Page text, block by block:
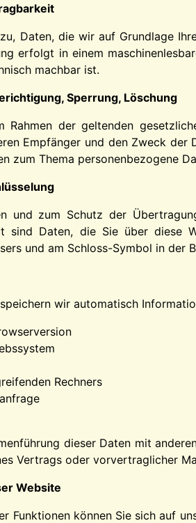
Daten, die wir auf Grundlage
erfolgt in einem
machbar ist.
Sperrung, Löschung
Rahmen der geltenden
Empfänger und den Zweck der
zum Thema personenbezogene
und zum Schutz der
sind Daten, die Sie über diese
und am Schloss-Symbol in der
wir automatisch
Rechners
dieser Daten mit
Vertrags oder vorvertraglicher
Website
Funktionen können Sie sich auf